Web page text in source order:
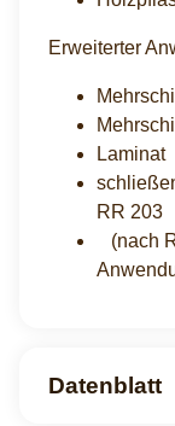
Erweiterter
Laminat
RR 203
(nach
Datenblatt